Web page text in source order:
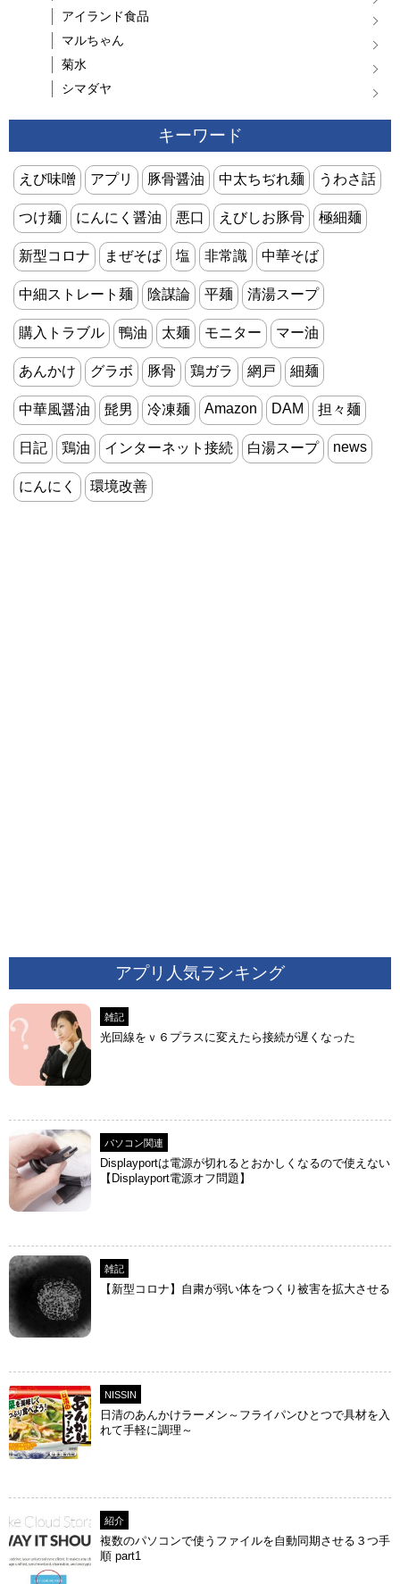
アイランド食品
マルちゃん
菊水
シマダヤ
キーワード
えび味噌 アプリ 豚骨醤油 中太ちぢれ麺 うわさ話
つけ麺 にんにく醤油 悪口 えびしお豚骨 極細麺
新型コロナ まぜそば 塩 非常識 中華そば
中細ストレート麺 陰謀論 平麺 清湯スープ
購入トラブル 鴨油 太麺 モニター マー油
あんかけ グラボ 豚骨 鶏ガラ 網戸 細麺
中華風醤油 髭男 冷凍麺 Amazon DAM 担々麺
日記 鶏油 インターネット接続 白湯スープ news
にんにく 環境改善
アプリ人気ランキング
雑記
光回線をｖ６プラスに変えたら接続が遅くなった
パソコン関連
Displayportは電源が切れるとおかしくなるので使えない
【Displayport電源オフ問題】
雑記
【新型コロナ】自粛が弱い体をつくり被害を拡大させる
NISSIN
日清のあんかけラーメン～フライパンひとつで具材を入
れて手軽に調理～
紹介
複数のパソコンで使うファイルを自動同期させる３つ手
順 part1